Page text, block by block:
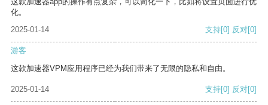
化。
2025-01-14
支持[0] 反对[0]
游客
这款加速器VPM应用程序已经为我们带来了无限的隐私和自由。
2025-01-14 支持[0] 反对[0]